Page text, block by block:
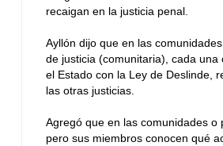
recaigan en la justicia penal.
Ayllón dijo que en las
de justicia (comunitaria), cada
el Estado con la Ley de Deslinde,
las otras justicias.
Agregó que en las comunidades
pero sus miembros conocen qué